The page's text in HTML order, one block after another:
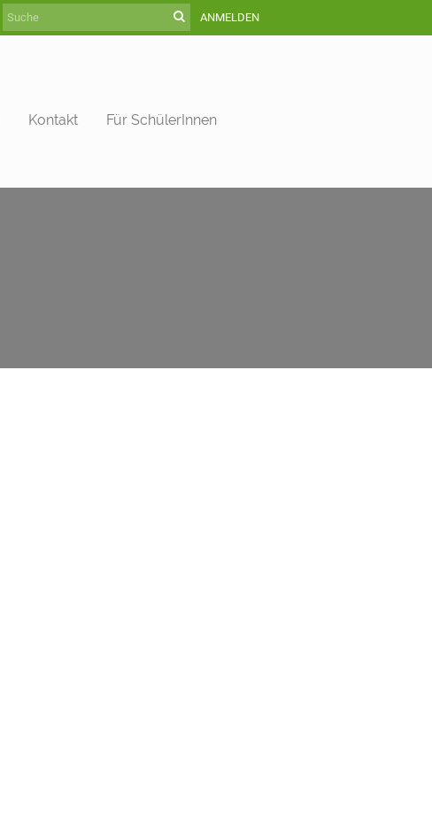
ANMELDEN
Kontakt Für SchülerInnen